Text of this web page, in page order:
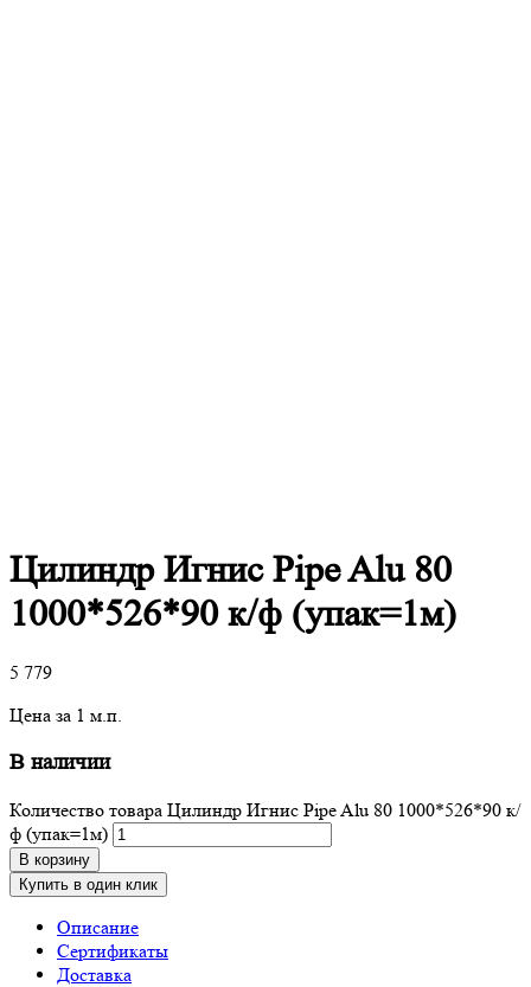
Цилиндр Игнис Pipe Alu 80
1000*526*90 к/ф (упак=1м)
5 779
Цена за 1 м.п.
В наличии
Количество товара Цилиндр Игнис Pipe Alu 80 1000*526*90 к/
ф (упак=1м)
В корзину
Купить в один клик
Описание
Сертификаты
Доставка